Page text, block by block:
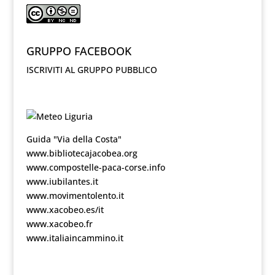
GRUPPO FACEBOOK
ISCRIVITI AL GRUPPO PUBBLICO
Guida "Via della Costa"
www.bibliotecajacobea.org
www.compostelle-paca-corse.info
www.iubilantes.it
www.movimentolento.it
www.xacobeo.es/it
www.xacobeo.fr
www.italiaincammino.it